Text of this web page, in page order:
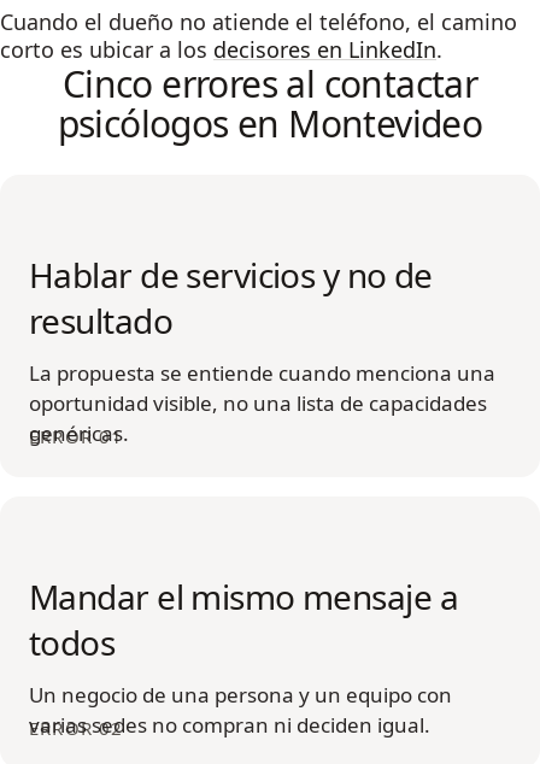
Cuando el dueño no atiende el teléfono, el camino
corto es ubicar a los decisores en LinkedIn.
Cinco errores al contactar
psicólogos en Montevideo
ERROR 01
Hablar de servicios y no de
resultado
La propuesta se entiende cuando menciona una
oportunidad visible, no una lista de capacidades
genéricas.
ERROR 02
Mandar el mismo mensaje a
todos
Un negocio de una persona y un equipo con
varias sedes no compran ni deciden igual.